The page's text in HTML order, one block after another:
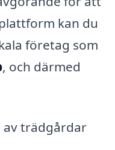
kan du
företag som
, och därmed
av trädgårdar